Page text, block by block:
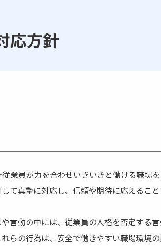
応方針
業員が力を合わせいきいきと働ける職場
て真摯に対応し、信頼や期待に応えるこ
言動の中には、従業員の人格を否定する
らの行為は、安全で働きやすい職場環境